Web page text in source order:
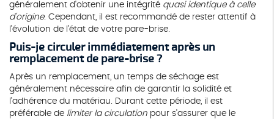
généralement d'obtenir une intégrité quasi identique à celle
d'origine. Cependant, il est recommandé de rester attentif à
l'évolution de l'état de votre pare-brise.
Puis-je circuler immédiatement après un
remplacement de pare-brise ?
Après un remplacement, un temps de séchage est
généralement nécessaire afin de garantir la solidité et
l'adhérence du matériau. Durant cette période, il est
préférable de limiter la circulation pour s'assurer que le